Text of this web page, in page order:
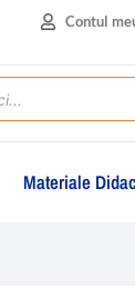
Contul
Materiale